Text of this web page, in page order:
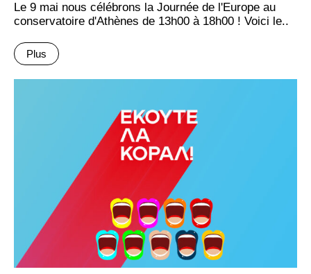
Le 9 mai nous célébrons la Journée de l'Europe au
conservatoire d'Athènes de 13h00 à 18h00 ! Voici le..
Plus